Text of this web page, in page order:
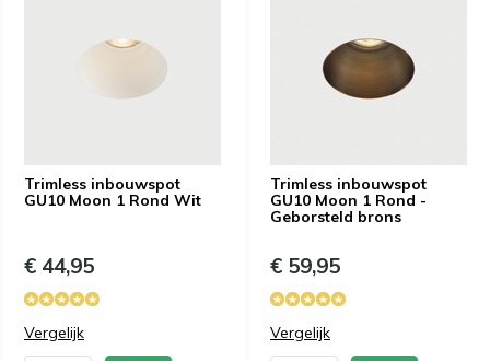
Trimless inbouwspot
GU10 Moon 1 Rond Wit
€ 44,95
Vergelijk
Trimless inbouwspot
GU10 Moon 1 Rond -
Geborsteld brons
€ 59,95
Vergelijk